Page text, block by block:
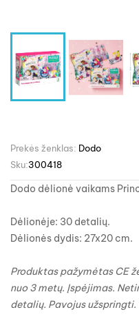
Prekės ženklas: Dodo
Sku:300418
Dodo dėlionė vaikams
Dėlionėje: 30 detalių.
Dėlionės dydis: 27x20 cm.
Produktas pažymėtas CE
nuo 3 metų. Įspėjimas.
detalių. Pavojus užspringti.